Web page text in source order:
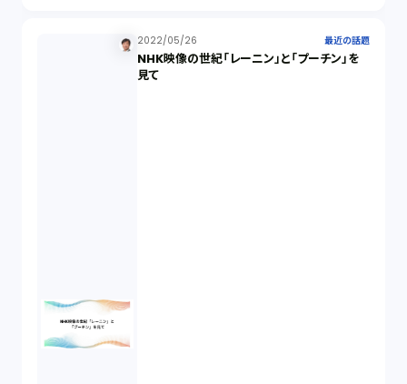
2022/05/26 最近の話題
NHK映像の世紀「レーニン」と「プーチン」を
見て